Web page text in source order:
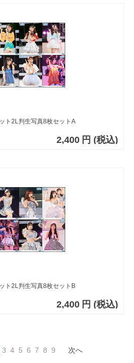
ト2L判生写真8枚セットA
2,400 円 (税込)
ト2L判生写真8枚セットB
2,400 円 (税込)
3 4 5 6 7 8 9 次へ